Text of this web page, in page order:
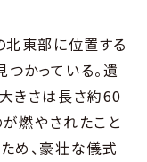
北東部に位置する
かっている。遺
きさは長さ約60
が燃やされたこと
め、豪壮な儀式